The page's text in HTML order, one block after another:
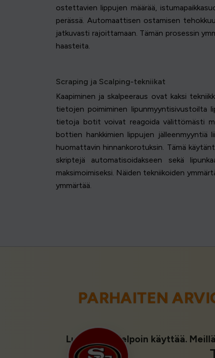
ostettavien lippujen määrää,
perässä. Automaattisen ostamisen
jatkuvasti rajoittamaan. Tämän prosessin
haasteita.
Scraping ja Scalping-tekniikat
Kaapiminen ja skalpeeraus ovat kaksi
tietojen poimiminen lipunmyyntisivustoilta
tietoja botit voivat reagoida välittömästi
bottien hankkimien lippujen jälleenmyyntiä
huomattavin hinnankorotuksin. Tämä
skriptejä automatisoidakseen sekä
maksimoimiseksi. Näiden tekniikoiden
ymmärtää.
PARHAITEN
Luokitus 1. Helpoin käyttää.